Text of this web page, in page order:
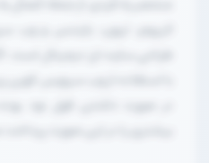
اتریوم، ترون، بایننس و
طراحی سایت ارز دیجیتال است.
با استفاده از وب سرویس کوین
در صورت داشتن فول نود بوده
بیشتری را در این صورت پرداخت